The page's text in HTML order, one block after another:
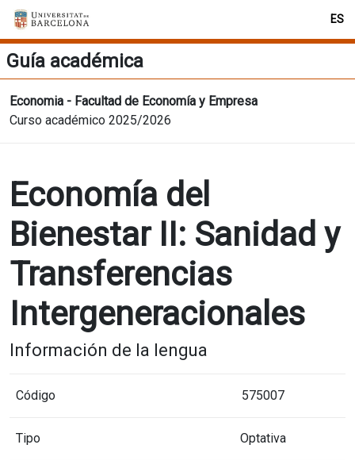
ES
Guía académica
Economia - Facultad de Economía y Empresa
Curso académico 2025/2026
Economía del
Bienestar II: Sanidad y
Transferencias
Intergeneracionales
Información de la lengua
Código 575007
Tipo Optativa